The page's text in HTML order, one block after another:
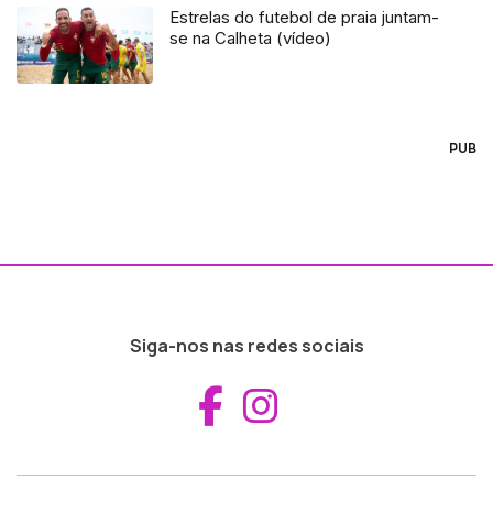
Estrelas do futebol de praia juntam-
se na Calheta (vídeo)
PUB
Siga-nos nas redes sociais
Aceder ao